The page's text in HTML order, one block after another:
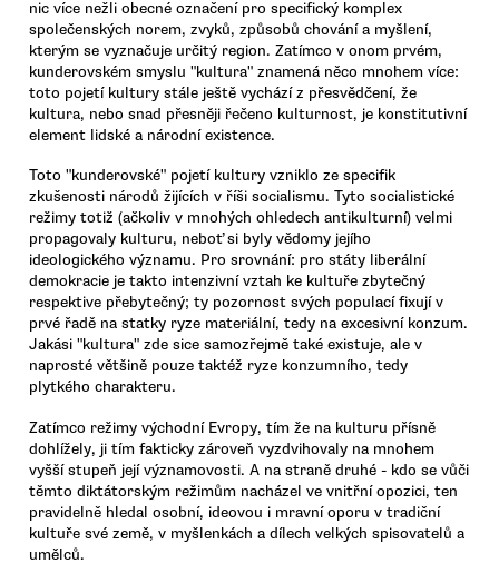
nic více nežli obecné označení pro specifický komplex
společenských norem, zvyků, způsobů chování a myšlení,
kterým se vyznačuje určitý region. Zatímco v onom prvém,
kunderovském smyslu "kultura" znamená něco mnohem více:
toto pojetí kultury stále ještě vychází z přesvědčení, že
kultura, nebo snad přesněji řečeno kulturnost, je konstitutivní
element lidské a národní existence.
Toto "kunderovské" pojetí kultury vzniklo ze specifik
zkušenosti národů žijících v říši socialismu. Tyto socialistické
režimy totiž (ačkoliv v mnohých ohledech antikulturní) velmi
propagovaly kulturu, neboť si byly vědomy jejího
ideologického významu. Pro srovnání: pro státy liberální
demokracie je takto intenzivní vztah ke kultuře zbytečný
respektive přebytečný; ty pozornost svých populací fixují v
prvé řadě na statky ryze materiální, tedy na excesivní konzum.
Jakási "kultura" zde sice samozřejmě také existuje, ale v
naprosté většině pouze taktéž ryze konzumního, tedy
plytkého charakteru.
Zatímco režimy východní Evropy, tím že na kulturu přísně
dohlížely, ji tím fakticky zároveň vyzdvihovaly na mnohem
vyšší stupeň její významovosti. A na straně druhé - kdo se vůči
těmto diktátorským režimům nacházel ve vnitřní opozici, ten
pravidelně hledal osobní, ideovou i mravní oporu v tradiční
kultuře své země, v myšlenkách a dílech velkých spisovatelů a
umělců.